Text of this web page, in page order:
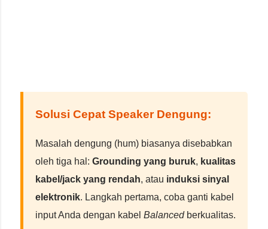
Solusi Cepat Speaker Dengung:
Masalah dengung (hum) biasanya disebabkan
oleh tiga hal: Grounding yang buruk, kualitas
kabel/jack yang rendah, atau induksi sinyal
elektronik. Langkah pertama, coba ganti kabel
input Anda dengan kabel Balancedberkualitas.